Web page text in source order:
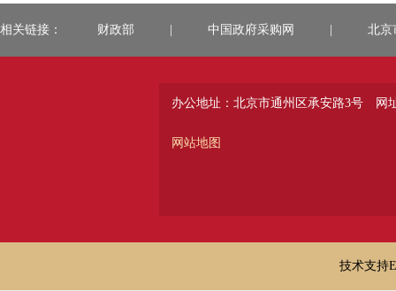
相关链接： 财政部 中国政府采购网 北京
办公地址：北京市通州区承安路3号
网站地图
网
技术支持